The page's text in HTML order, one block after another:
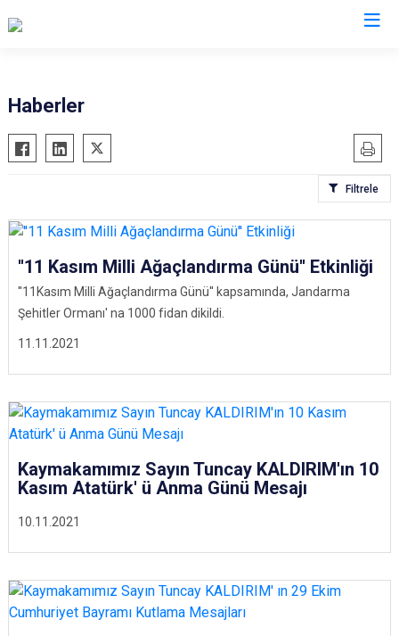
Bismil
Çermik
Çüngüş
Ergani
Hani
Silvan
Kayapınar
Yenişehir
Haberler
Filtrele
11.11.2021
''11 Kasım Milli Ağaçlandırma Günü'' Etkinliği
''11Kasım Milli Ağaçlandırma Günü'' kapsamında, Jandarma
Şehitler Ormanı' na 1000 fidan dikildi.
10.11.2021
Kaymakamımız Sayın Tuncay KALDIRIM'ın 10
Kasım Atatürk' ü Anma Günü Mesajı